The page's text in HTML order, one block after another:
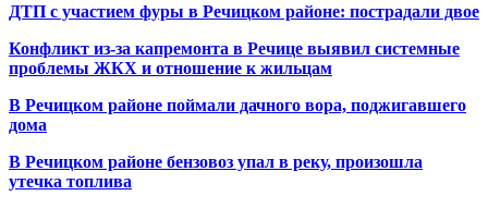
ДТП с участием фуры в Речицком районе: пострадали двое
Конфликт из-за капремонта в Речице выявил системные
проблемы ЖКХ и отношение к жильцам
В Речицком районе поймали дачного вора, поджигавшего
дома
В Речицком районе бензовоз упал в реку, произошла
утечка топлива